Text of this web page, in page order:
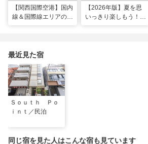
【関西国際空港】国内
線＆国際線エリアの大
【2026年版】夏を思
いっきり楽しもう！関
最近見た宿
Ｓｏｕｔｈ Ｐｏ
ｉｎｔ／民泊
同じ宿を見た人はこんな宿も見ています